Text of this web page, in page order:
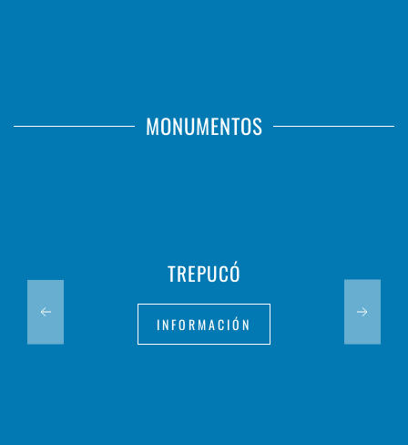
MONUMENTOS
TREPUCÓ
INFORMACIÓN